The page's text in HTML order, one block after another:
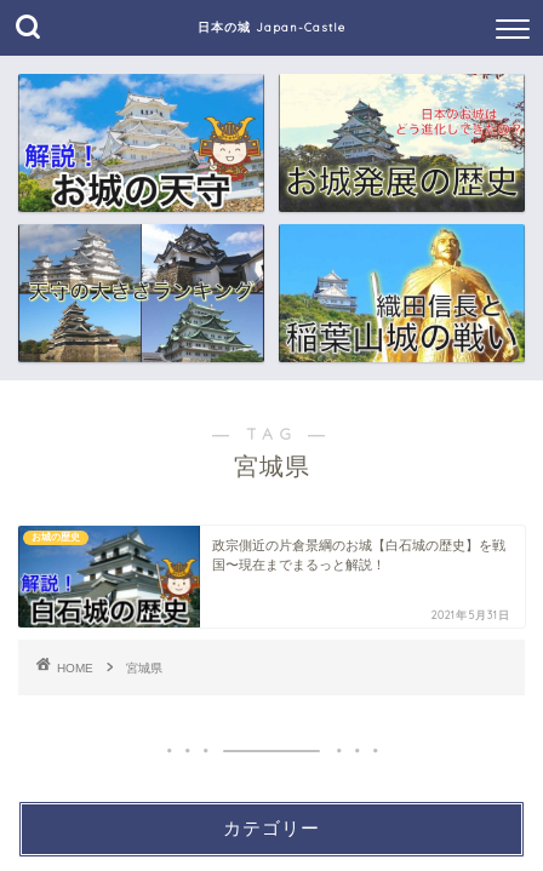
日本の城 Japan-Castle
― TAG ―
宮城県
お城の歴史
政宗側近の片倉景綱のお城【白石城の歴史】を戦
国〜現在までまるっと解説！
2021年5月31日
HOME 宮城県
カテゴリー